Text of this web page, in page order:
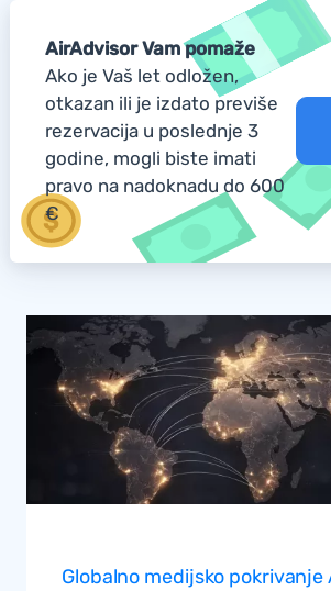
AirAdvisor Vam pomaže
Ako je Vaš let odložen,
otkazan ili je izdato previše
rezervacija u poslednje 3
godine, mogli biste imati
pravo na nadoknadu do 600
€
Globalno medijsko pokrivanje